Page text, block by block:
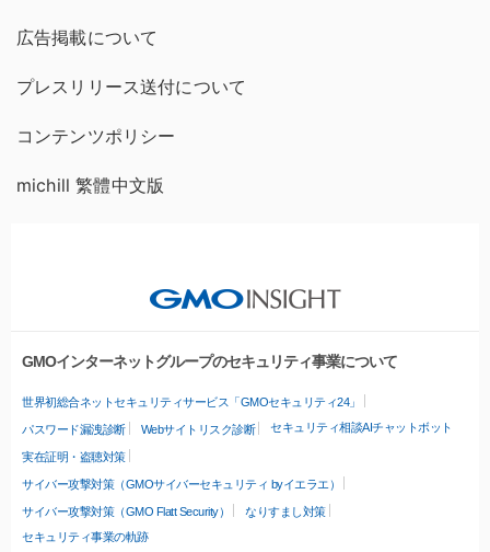
広告掲載について
プレスリリース送付について
コンテンツポリシー
michill 繁體中文版
GMOインターネットグループのセキュリティ事業について
世界初総合ネットセキュリティサービス「GMOセキュリティ24」
パスワード漏洩診断 Webサイトリスク診断 セキュリティ相談AIチャットボット
実在証明・盗聴対策
サイバー攻撃対策（GMOサイバーセキュリティ byイエラエ）
サイバー攻撃対策（GMO Flatt Security）
なりすまし対策
セキュリティ事業の軌跡